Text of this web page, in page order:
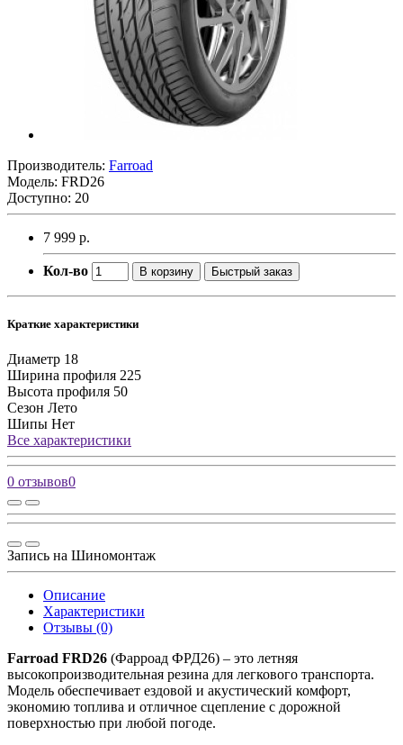
Производитель: Farroad
Модель: FRD26
Доступно: 20
7 999 р.
Кол-во В корзину Быстрый заказ
Краткие характеристики
Диаметр 18
Ширина профиля 225
Высота профиля 50
Сезон Лето
Шипы Нет
Все характеристики
0 отзывов0
Запись на Шиномонтаж
Описание
Характеристики
Отзывы (0)
Farroad FRD26 (Фарроад ФРД26) – это летняя
высокопроизводительная резина для легкового транспорта.
Модель обеспечивает ездовой и акустический комфорт,
экономию топлива и отличное сцепление с дорожной
поверхностью при любой погоде.